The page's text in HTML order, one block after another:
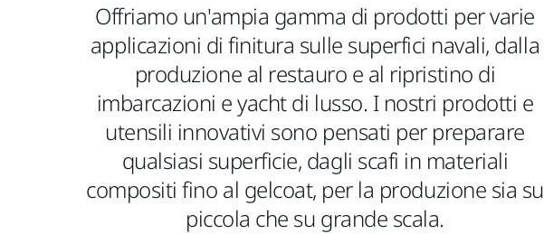
Offriamo un'ampia gamma di prodotti per varie
applicazioni di finitura sulle superfici navali, dalla
produzione al restauro e al ripristino di
imbarcazioni e yacht di lusso. I nostri prodotti e
utensili innovativi sono pensati per preparare
qualsiasi superficie, dagli scafi in materiali
compositi fino al gelcoat, per la produzione sia su
piccola che su grande scala.